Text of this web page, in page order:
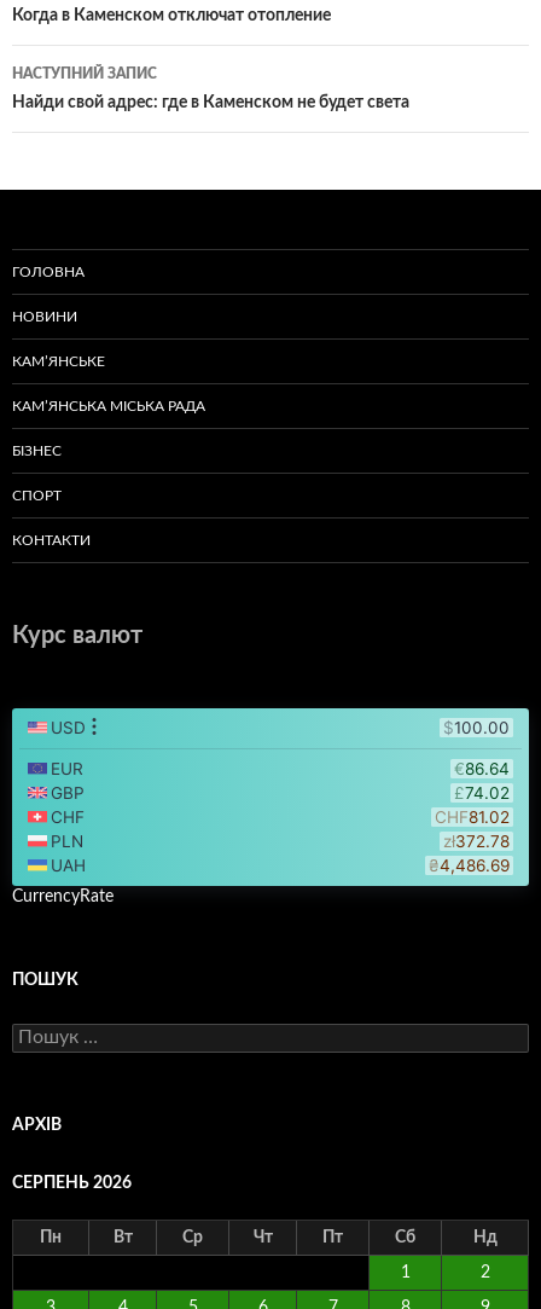
по
записам
Когда в Каменском отключат отопление
НАСТУПНИЙ ЗАПИС
Найди свой адрес: где в Каменском не будет света
ГОЛОВНА
НОВИНИ
КАМ’ЯНСЬКЕ
КАМ’ЯНСЬКА МІСЬКА РАДА
БІЗНЕС
СПОРТ
КОНТАКТИ
Курс валют
CurrencyRate
ПОШУК
Пошук:
АРХІВ
СЕРПЕНЬ 2026
Пн Вт Ср Чт Пт Сб Нд
1 2